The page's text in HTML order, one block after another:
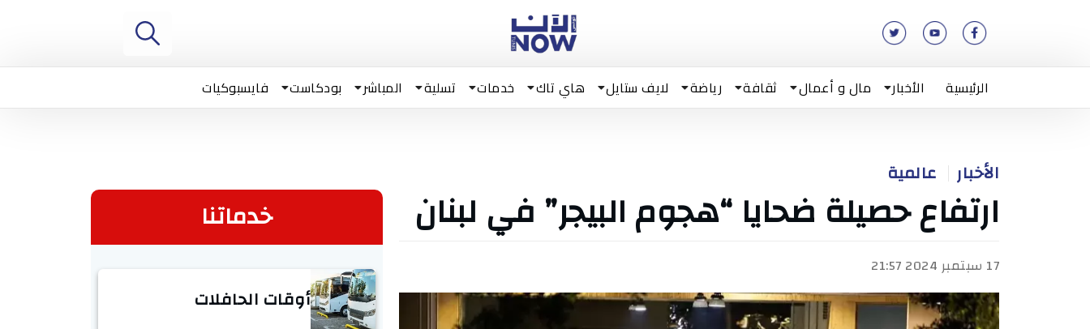
الرئيسية الأخبار مال و أعمال ثقافة رياضة لايف ستايل هاي تاك خدمات تسلية المباشر بودكاست فايسبوكيات
الأخبار عالمية
ارتفاع حصيلة ضحايا “هجوم البيجر” في لبنان
17 سبتمبر 2024 21:57
خدماتنا
أوقات الحافلات